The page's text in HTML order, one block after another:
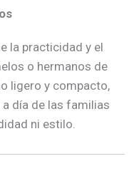
la practicidad y el
o hermanos de
ligero y compacto,
día de las familias
ni estilo.